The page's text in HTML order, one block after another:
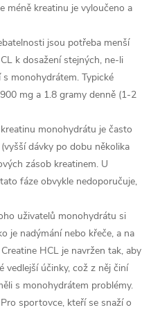
méně kreatinu je vyloučeno a
jsou potřeba menší
k dosažení stejných, ne-li
monohydrátem. Typické
mg a 1.8 gramy denně (1-2
monohydrátu je často
dávky po dobu několika
zásob kreatinem. U
fáze obvykle nedoporučuje,
uživatelů monohydrátu si
je nadýmání nebo křeče, a na
HCL je navržen tak, aby
vedlejší účinky, což z něj činí
s monohydrátem problémy.
Pro sportovce, kteří se snaží o